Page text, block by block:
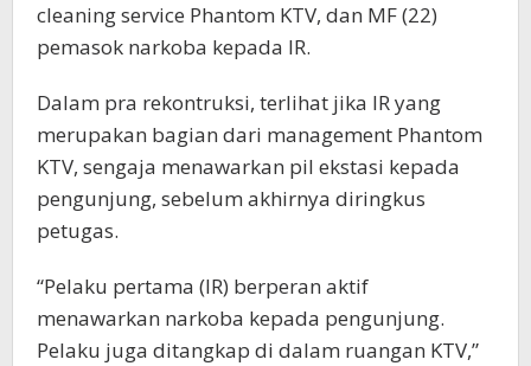
cleaning service Phantom KTV, dan MF (22)
pemasok narkoba kepada IR.
Dalam pra rekontruksi, terlihat jika IR yang
merupakan bagian dari management Phantom
KTV, sengaja menawarkan pil ekstasi kepada
pengunjung, sebelum akhirnya diringkus
petugas.
“Pelaku pertama (IR) berperan aktif
menawarkan narkoba kepada pengunjung.
Pelaku juga ditangkap di dalam ruangan KTV,”